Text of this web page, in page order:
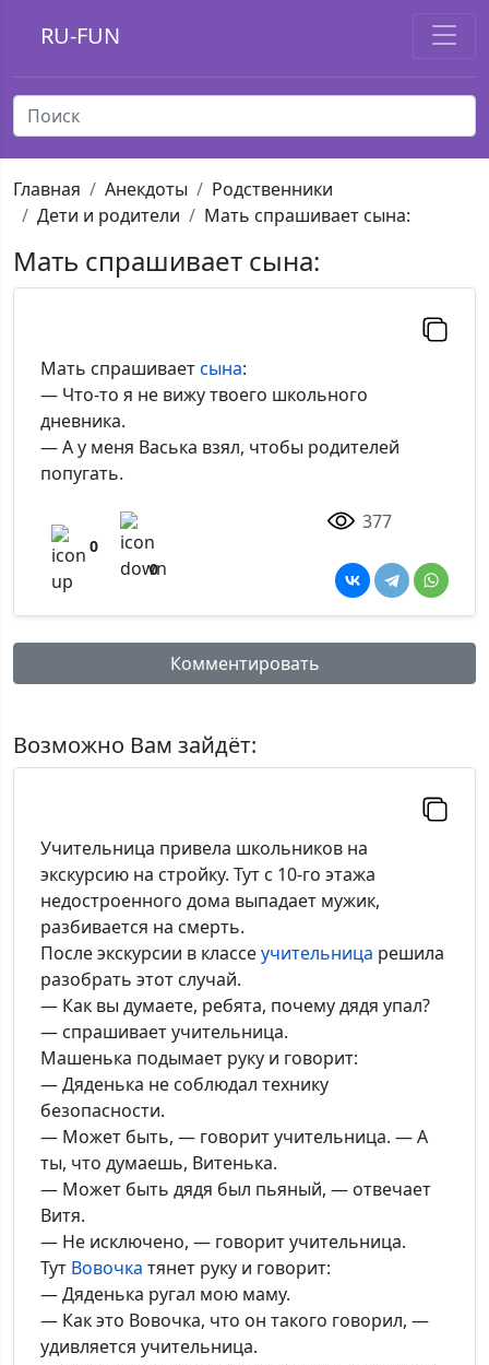
RU-FUN
Главная Анекдоты
Родственники
Дети и родители
Мать спрашивает сына:
Мать спрашивает сына:
Мать спрашиваетсына:
— Что-то я не вижу твоего школьного
дневника.
— А у меня Васька взял, чтобы родителей
попугать.
0
0
377
Комментировать
*Максимальное кол-во символов - 500. Ручная модерация.
Добавить
Возможно Вам зайдёт:
Учительница привела школьников на
экскурсию на стройку. Тут с 10-го этажа
недостроенного дома выпадает мужик,
разбивается на смерть.
После экскурсии в классеучительница решила
разобрать этот случай.
— Как вы думаете, ребята, почему дядя упал?
— спрашивает учительница.
Машенька подымает руку и говорит:
— Дяденька не соблюдал технику
безопасности.
— Может быть, — говорит учительница. — А
ты, что думаешь, Витенька.
— Может быть дядя был пьяный, — отвечает
Витя.
— Не исключено, — говорит учительница.
Тут Вовочка тянет руку и говорит:
— Дяденька ругал мою маму.
— Как это Вовочка, что он такого говорил, —
удивляется учительница.